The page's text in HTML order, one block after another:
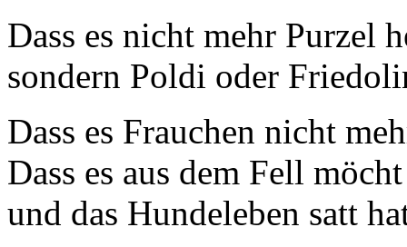
Dass es nicht mehr Purzel
sondern Poldi oder
Dass es Frauchen nicht
Dass es aus dem Fell
und das Hundeleben satt